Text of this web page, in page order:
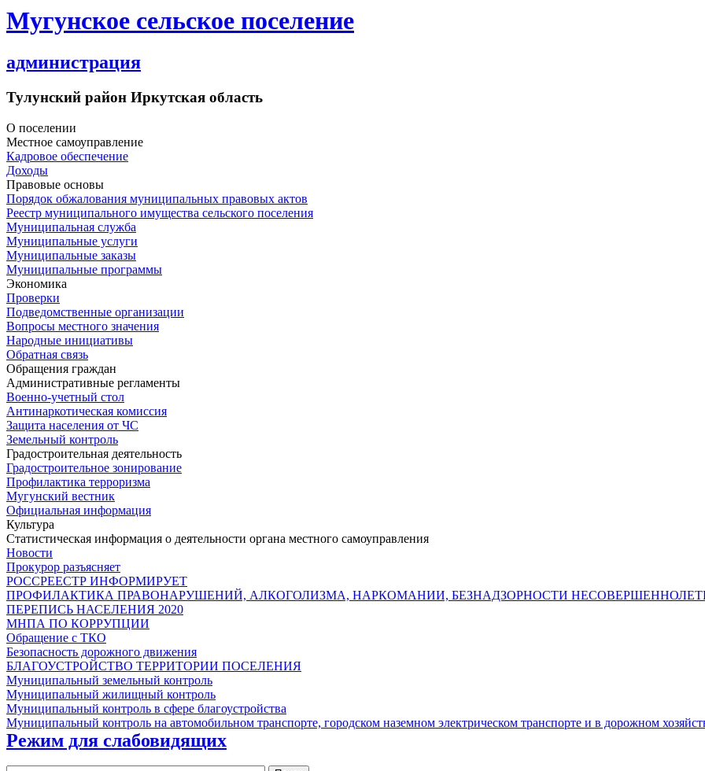
Мугунское сельское поселение
администрация
Тулунский район Иркутская область
О поселении
Местное самоуправление
Кадровое обеспечение
Доходы
Правовые основы
Порядок обжалования муниципальных правовых актов
Реестр муниципального имущества сельского поселения
Муниципальная служба
Муниципальные услуги
Муниципальные заказы
Муниципальные программы
Экономика
Проверки
Подведомственные организации
Вопросы местного значения
Народные инициативы
Обратная связь
Обращения граждан
Административные регламенты
Военно-учетный стол
Антинаркотическая комиссия
Защита населения от ЧС
Земельный контроль
Градостроительная деятельность
Градостроительное зонирование
Профилактика терроризма
Мугунский вестник
Официальная информация
Культура
Статистическая информация о деятельности органа местного самоуправления
Новости
Прокурор разъясняет
РОССРЕЕСТР ИНФОРМИРУЕТ
ПРОФИЛАКТИКА ПРАВОНАРУШЕНИЙ, АЛКОГОЛИЗМА, НАРКОМАНИИ, БЕЗНАДЗОРНОСТИ
ПЕРЕПИСЬ НАСЕЛЕНИЯ 2020
МНПА ПО КОРРУПЦИИ
Обращение с ТКО
Безопасность дорожного движения
БЛАГОУСТРОЙСТВО ТЕРРИТОРИИ ПОСЕЛЕНИЯ
Муниципальный земельный контроль
Муниципальный жилищный контроль
Муниципальный контроль в сфере благоустройства
Муниципальный контроль на автомобильном транспорте, городском наземном электрическом транспорте и в дорожном
Режим для слабовидящих